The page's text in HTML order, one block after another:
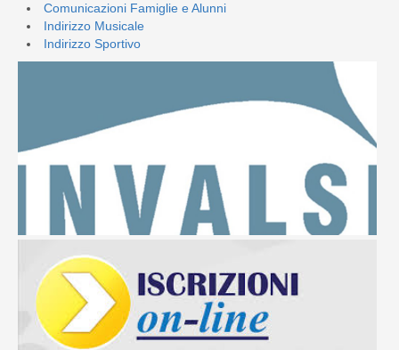
Comunicazioni Famiglie e Alunni
Indirizzo Musicale
Indirizzo Sportivo